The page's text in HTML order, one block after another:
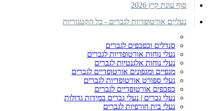
סוף עונת קיץ 2026
נעליים אורטופדיות לגברים - כל הקטגוריות
סנדלים וכפכפים לגברים
נעלי נוחות אורטופדיות לגברים
נעלי נוחות אלגנטיות לגברים
מגפיים ומגפונים אורטופדיים לגברים
נעלי ספורט אורטופדיות לגברים
כפכפים אורטופדיים לגברים
נעלי גברים | נעלי גברים במידות גדולות
נעלי בית חורפיות לגברים